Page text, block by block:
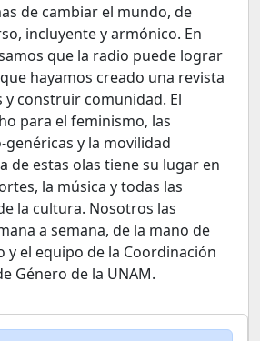
de cambiar el mundo, de
incluyente y armónico. En
que la radio puede lograr
hayamos creado una revista
y construir comunidad. El
para el feminismo, las
genéricas y la movilidad
de estas olas tiene su lugar en
la música y todas las
la cultura. Nosotros las
a semana, de la mano de
y el equipo de la Coordinación
Género de la UNAM.